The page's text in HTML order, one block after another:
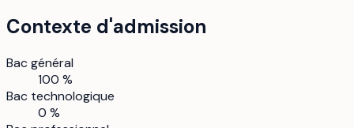
Contexte d'admission
Bac général
100 %
Bac technologique
0 %